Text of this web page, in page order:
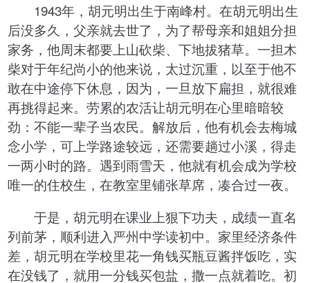
1943年，胡元明出生于南峰村。在胡元明出生
后没多久，父亲就去世了，为了帮母亲和姐姐分担
家务，他周末都要上山砍柴、下地拔猪草。一担木
柴对于年纪尚小的他来说，太过沉重，以至于他不
敢在中途停下休息，因为，一旦放下扁担，就很难
再挑得起来。劳累的农活让胡元明在心里暗暗较
劲：不能一辈子当农民。解放后，他有机会去梅城
念小学，可上学路途较远，还需要趟过小溪，得走
一两小时的路。遇到雨雪天，他就有机会成为学校
唯一的住校生，在教室里铺张草席，凑合过一夜。
于是，胡元明在课业上狠下功夫，成绩一直名
列前茅，顺利进入严州中学读初中。家里经济条件
差，胡元明在学校里花一角钱买瓶豆酱拌饭吃，实
在没钱了，就用一分钱买包盐，撒一点就着吃。初